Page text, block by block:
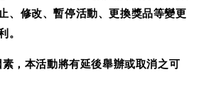
、修改、暫停活動、更換獎品等變更
。
，本活動將有延後舉辦或取消之可